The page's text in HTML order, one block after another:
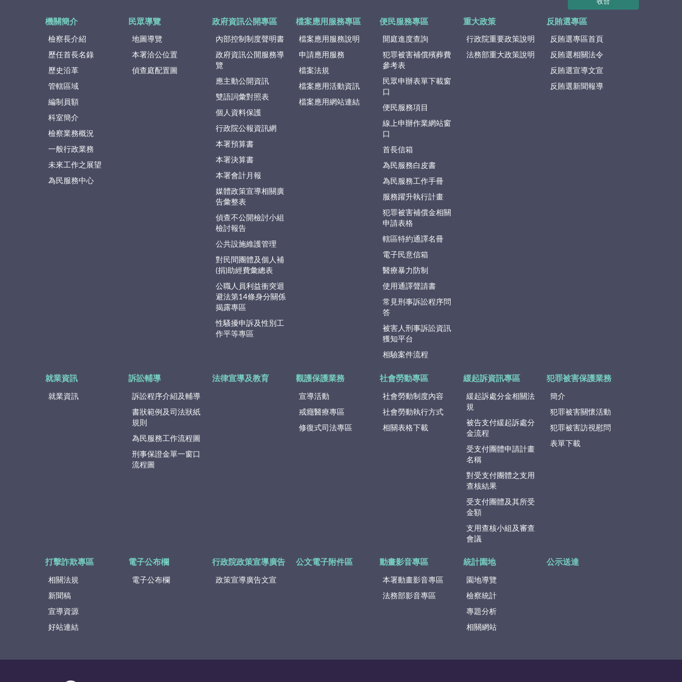
收合
機關簡介
檢察長介紹
歷任首長名錄
歷史沿革
管轄區域
編制員額
科室簡介
檢察業務概況
一般行政業務
未來工作之展望
為民服務中心
民眾導覽
地圖導覽
本署洽公位置
偵查庭配置圖
政府資訊公開專區
內部控制制度聲明書
政府資訊公開服務導
覽
應主動公開資訊
雙語詞彙對照表
個人資料保護
行政院公報資訊網
本署預算書
本署決算書
本署會計月報
媒體政策宣導相關廣
告彙整表
偵查不公開檢討小組
檢討報告
公共設施維護管理
對民間團體及個人補
(捐)助經費彙總表
公職人員利益衝突迴
避法第14條身分關係
揭露專區
性騷擾申訴及性別工
作平等專區
檔案應用服務專區
檔案應用服務說明
申請應用服務
檔案法規
檔案應用活動資訊
檔案應用網站連結
便民服務專區
開庭進度查詢
犯罪被害補償殯葬費
參考表
民眾申辦表單下載窗
口
便民服務項目
線上申辦作業網站窗
口
首長信箱
為民服務白皮書
為民服務工作手冊
服務躍升執行計畫
犯罪被害補償金相關
申請表格
轄區特約通譯名冊
電子民意信箱
醫療暴力防制
使用通譯聲請書
常見刑事訴訟程序問
答
被害人刑事訴訟資訊
獲知平台
相驗案件流程
重大政策
行政院重要政策說明
法務部重大政策說明
反賄選專區
反賄選專區首頁
反賄選相關法令
反賄選宣導文宣
反賄選新聞報導
就業資訊
就業資訊
訴訟輔導
訴訟程序介紹及輔導
書狀範例及司法狀紙
規則
為民服務工作流程圖
刑事保證金單一窗口
流程圖
法律宣導及教育 觀護保護業務
宣導活動
戒癮醫療專區
修復式司法專區
社會勞動專區
社會勞動制度內容
社會勞動執行方式
相關表格下載
緩起訴資訊專區
緩起訴處分金相關法
規
被告支付緩起訴處分
金流程
受支付團體申請計畫
名稱
對受支付團體之支用
查核結果
受支付團體及其所受
金額
支用查核小組及審查
會議
犯罪被害保護業務
簡介
犯罪被害關懷活動
犯罪被害訪視慰問
表單下載
打擊詐欺專區
相關法規
新聞稿
宣導資源
好站連結
電子公布欄
電子公布欄
行政院政策宣導廣告
政策宣導廣告文宣
公文電子附件區 動畫影音專區
本署動畫影音專區
法務部影音專區
統計園地
園地導覽
檢察統計
專題分析
相關網站
公示送達